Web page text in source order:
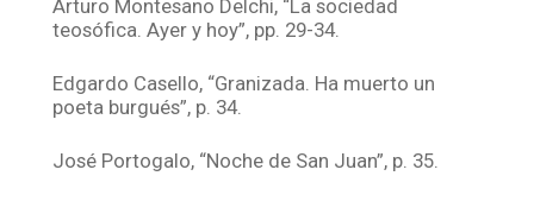
Arturo Montesano Delchi, “La sociedad
teosófica. Ayer y hoy”, pp. 29-34.
Edgardo Casello, “Granizada. Ha muerto un
poeta burgués”, p. 34.
José Portogalo, “Noche de San Juan”, p. 35.